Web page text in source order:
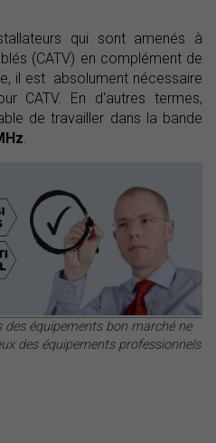
qui sont amenés à
(CATV) en complément de
il est absolument nécessaire
CATV. En d'autres termes,
de travailler dans la bande
.
équipements bon marché ne
des équipements professionnels